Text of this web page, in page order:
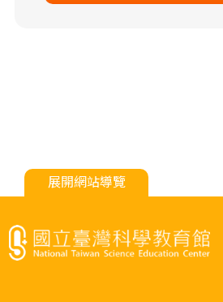
展開網站導覽